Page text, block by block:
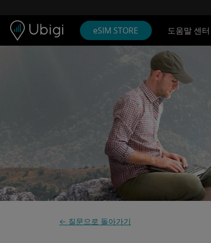
eSIM STORE 도움말 센터
← 질문으로 돌아가기